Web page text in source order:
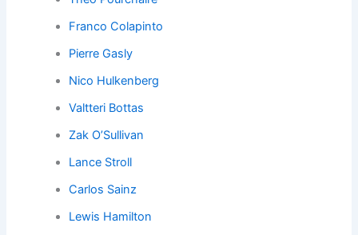
Franco Colapinto
Pierre Gasly
Nico Hulkenberg
Valtteri Bottas
Zak O’Sullivan
Lance Stroll
Carlos Sainz
Lewis Hamilton